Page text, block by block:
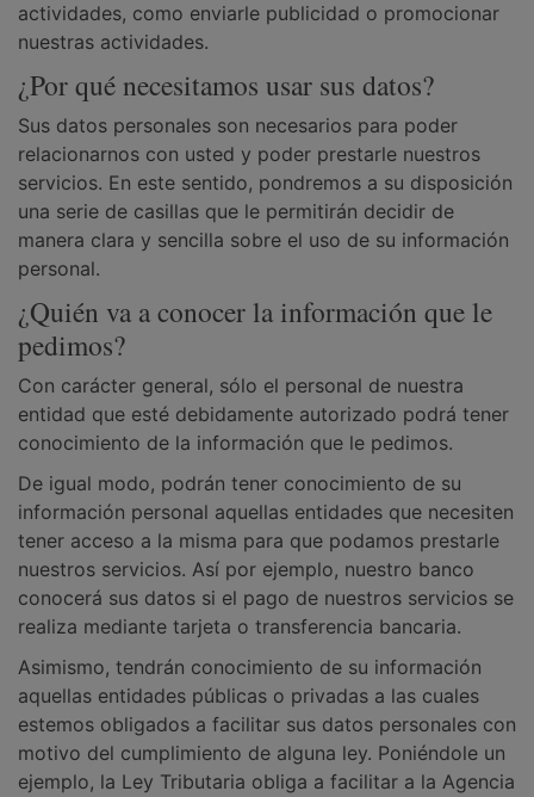
actividades, como enviarle publicidad o promocionar
nuestras actividades.
¿Por qué necesitamos usar sus datos?
Sus datos personales son necesarios para poder
relacionarnos con usted y poder prestarle nuestros
servicios. En este sentido, pondremos a su disposición
una serie de casillas que le permitirán decidir de
manera clara y sencilla sobre el uso de su información
personal.
¿Quién va a conocer la información que le
pedimos?
Con carácter general, sólo el personal de nuestra
entidad que esté debidamente autorizado podrá tener
conocimiento de la información que le pedimos.
De igual modo, podrán tener conocimiento de su
información personal aquellas entidades que necesiten
tener acceso a la misma para que podamos prestarle
nuestros servicios. Así por ejemplo, nuestro banco
conocerá sus datos si el pago de nuestros servicios se
realiza mediante tarjeta o transferencia bancaria.
Asimismo, tendrán conocimiento de su información
aquellas entidades públicas o privadas a las cuales
estemos obligados a facilitar sus datos personales con
motivo del cumplimiento de alguna ley. Poniéndole un
ejemplo, la Ley Tributaria obliga a facilitar a la Agencia